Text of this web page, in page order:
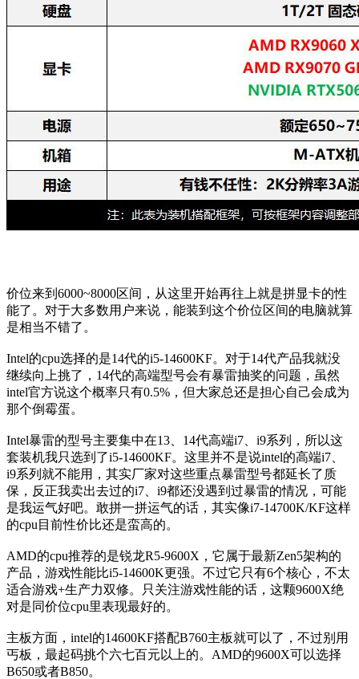
价位来到6000~8000区间，从这里开始再往上就是拼显卡的性
能了。对于大多数用户来说，能装到这个价位区间的电脑就算
是相当不错了。
Intel的cpu选择的是14代的i5-14600KF。对于14代产品我就没
继续向上挑了，14代的高端型号会有暴雷抽奖的问题，虽然
intel官方说这个概率只有0.5%，但大家总还是担心自己会成为
那个倒霉蛋。
Intel暴雷的型号主要集中在13、14代高端i7、i9系列，所以这
套装机我只选到了i5-14600KF。这里并不是说intel的高端i7、
i9系列就不能用，其实厂家对这些重点暴雷型号都延长了质
保，反正我卖出去过的i7、i9都还没遇到过暴雷的情况，可能
是我运气好吧。敢拼一拼运气的话，其实像i7-14700K/KF这样
的cpu目前性价比还是蛮高的。
AMD的cpu推荐的是锐龙R5-9600X，它属于最新Zen5架构的
产品，游戏性能比i5-14600K更强。不过它只有6个核心，不太
适合游戏+生产力双修。只关注游戏性能的话，这颗9600X绝
对是同价位cpu里表现最好的。
主板方面，intel的14600KF搭配B760主板就可以了，不过别用
丐板，最起码挑个六七百元以上的。AMD的9600X可以选择
B650或者B850。